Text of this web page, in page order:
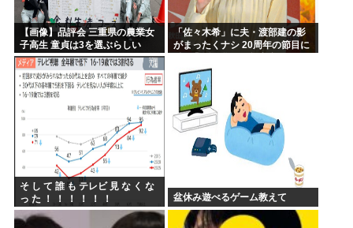
【画像】品評会 三重県の農業女
子高生 童貞は3を選ぶらしい
「佐々木希」に夫・渡部建の影
がまったくナシ 20周年の節目に
そ し て 誰 も テレビ 見 な く な
っ た ！ ！ ！ ！ ！ ！
盆休み遊べるゲーム教えて